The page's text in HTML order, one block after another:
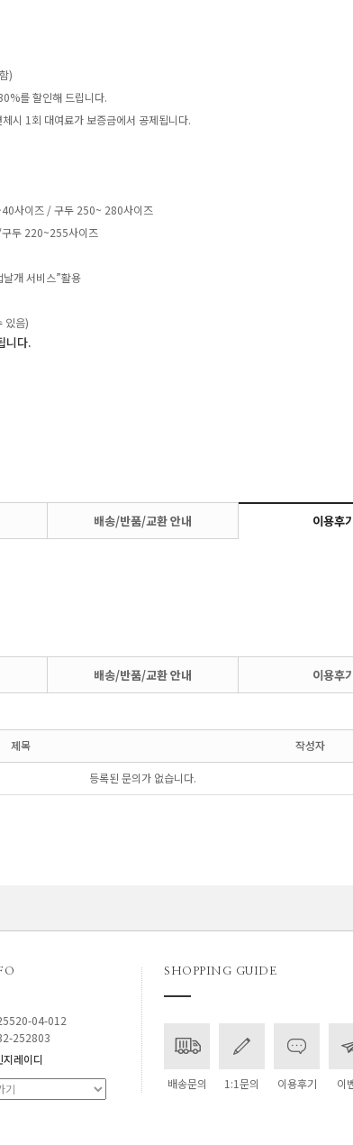
)
를 할인해 드립니다.
시 1회 대여료가 보증금에서 공제됩니다.
사이즈 / 구두 250~ 280사이즈
두 220~255사이즈
개 서비스”활용
있음)
니다.
배송/반품/교환 안내 이용후
배송/반품/교환 안내 이용후
제목 작성자
등록된 문의가 없습니다.
04-012
252803
레이디
SHOPPING GUIDE
배송문의 1:1문의 이용후기 이